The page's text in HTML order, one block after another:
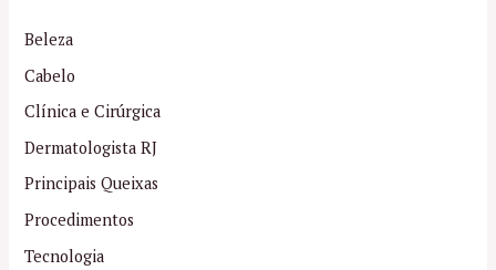
Beleza
Cabelo
Clínica e Cirúrgica
Dermatologista RJ
Principais Queixas
Procedimentos
Tecnologia